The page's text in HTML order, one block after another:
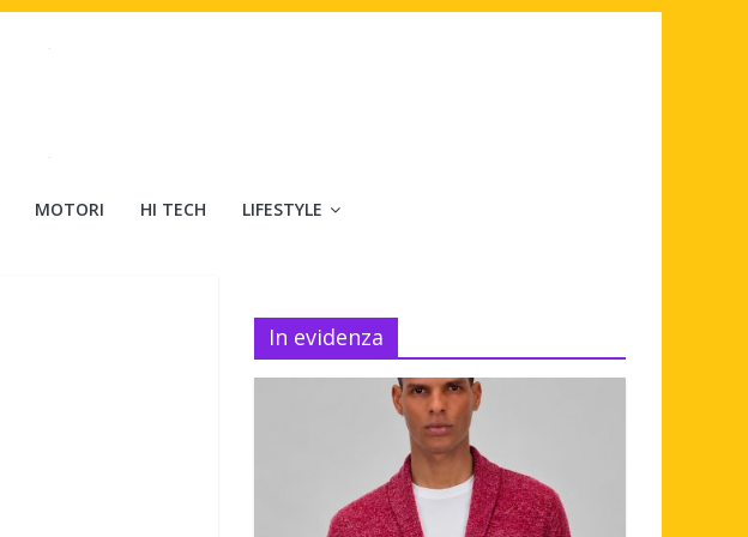
MOTORI HI TECH LIFESTYLE
In evidenza